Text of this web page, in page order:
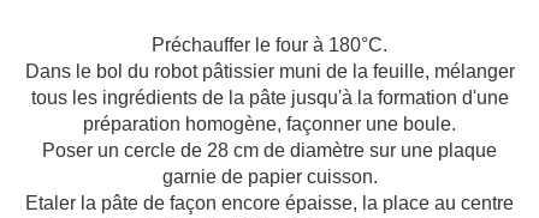
Préchauffer le four à 180°C.
Dans le bol du robot pâtissier muni de la feuille, mélanger
tous les ingrédients de la pâte jusqu'à la formation d'une
préparation homogène, façonner une boule.
Poser un cercle de 28 cm de diamètre sur une plaque
garnie de papier cuisson.
Etaler la pâte de façon encore épaisse, la place au centre